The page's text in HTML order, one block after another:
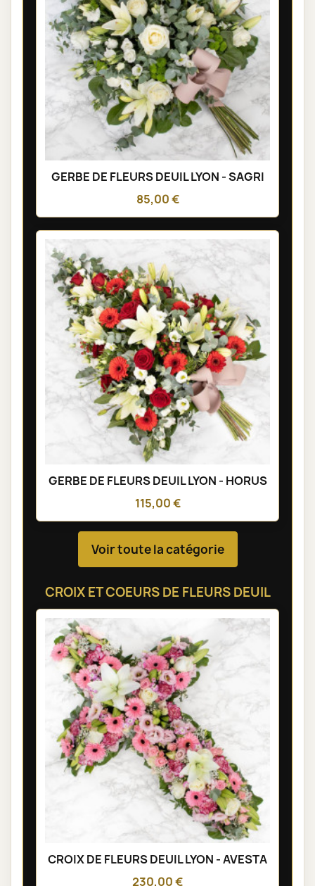
GERBE DE FLEURS DEUIL LYON - SAGRI
85,00 €
GERBE DE FLEURS DEUIL LYON - HORUS
115,00 €
Voir toute la catégorie
CROIX ET COEURS DE FLEURS DEUIL
CROIX DE FLEURS DEUIL LYON - AVESTA
230,00 €